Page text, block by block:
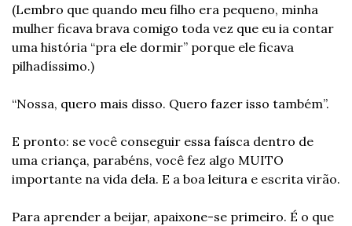
(Lembro que quando meu filho era pequeno, minha
mulher ficava brava comigo toda vez que eu ia contar
uma história “pra ele dormir” porque ele ficava
pilhadíssimo.)
“Nossa, quero mais disso. Quero fazer isso também”.
E pronto: se você conseguir essa faísca dentro de
uma criança, parabéns, você fez algo MUITO
importante na vida dela. E a boa leitura e escrita virão.
Para aprender a beijar, apaixone-se primeiro. É o que